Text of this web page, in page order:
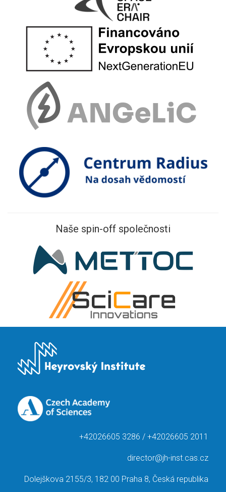
Naše spin-off společnosti
+42026605 3286 / +42026605 2011
director@jh-inst.cas.cz
Dolejškova 2155/3, 182 00 Praha 8, Česká republika